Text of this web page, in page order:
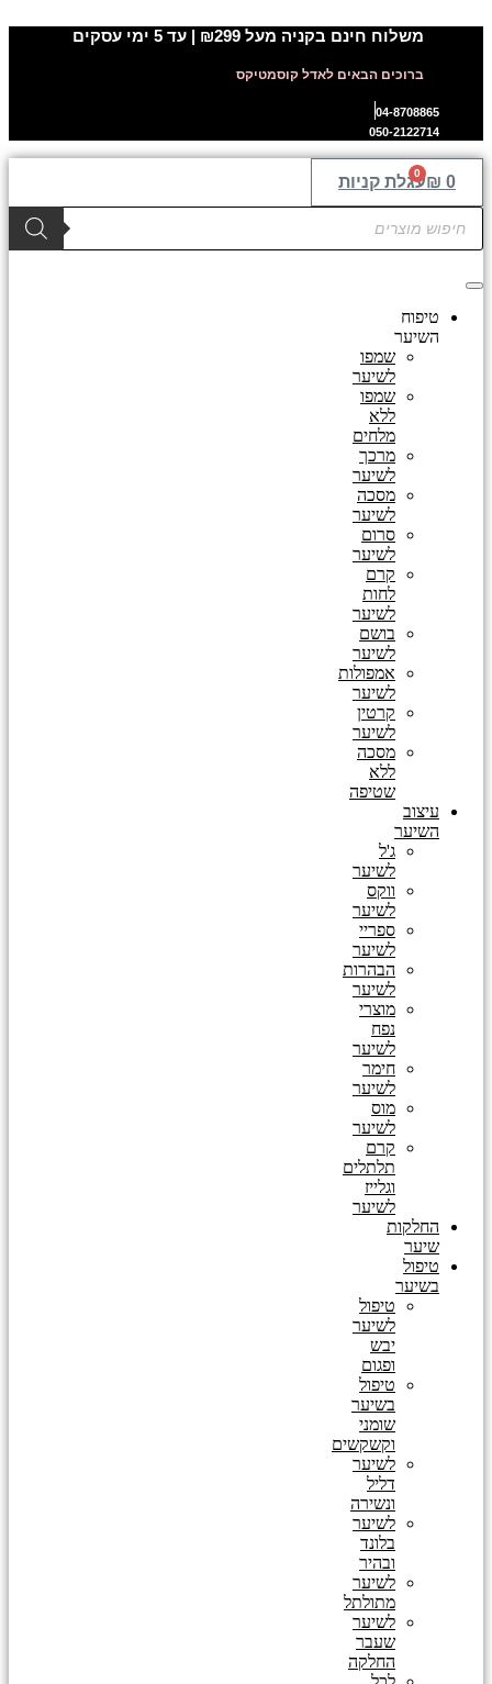
דלג
משלוח חינם בקניה מעל ₪299 | עד 5 ימי עסקים
ברוכים הבאים לאדל קוסמטיקס
04-8708865
050-2122714
₪ 0
0
עגלת קניות
Products
search
טיפוח
השיער
שמפו
לשיער
שמפו
ללא
מלחים
מרכך
לשיער
מסכה
לשיער
סרום
לשיער
קרם
לחות
לשיער
בושם
לשיער
אמפולות
לשיער
קרטין
לשיער
מסכה
ללא
שטיפה
עיצוב
השיער
ג'ל
לשיער
ווקס
לשיער
ספריי
לשיער
הבהרות
לשיער
מוצרי
נפח
לשיער
חימר
לשיער
מוס
לשיער
קרם
תלתלים
וגלייז
לשיער
החלקות
שיער
טיפול
בשיער
טיפול
לשיער
יבש
ופגום
טיפול
בשיער
שומני
וקשקשים
לשיער
דליל
ונשירה
לשיער
בלונד
ובהיר
לשיער
מתולתל
לשיער
שעבר
החלקה